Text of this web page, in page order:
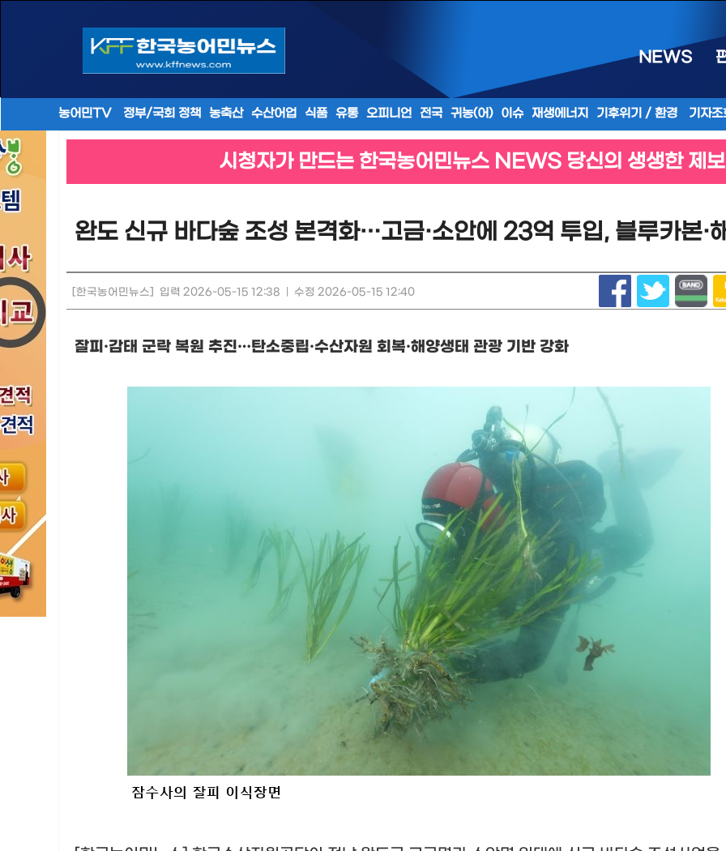
NEWS
농어민TV 정부/국회 정책 농축산 수산어업 식품 유통 오피니언 전국 귀농(어) 이슈 재생에너지 기후위기 / 환경 기자조
시청자가 만드는 한국농어민뉴스 NEWS 당신의 생생한 제
완도 신규 바다숲 조성 본격화…고금·소안에 23억 투입, 블루카본·
[한국농어민뉴스] 입력 2026-05-15 12:38 수정 2026-05-15 12:40
잘피 ·감태 군락 복원 추진…탄소중립·수산자원 회복·해양생태 관광 기반 강화